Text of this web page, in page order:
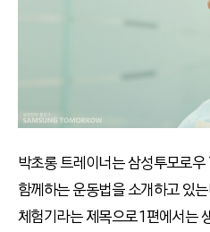
박초롱 트레이너는 삼성투모로
함께하는 운동법을 소개하고 있
체험기라는 제목으로 1편에서는